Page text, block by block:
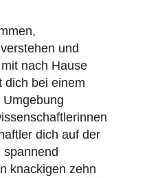
und
nach Hause
dich bei einem
dich auf der
knackigen zehn